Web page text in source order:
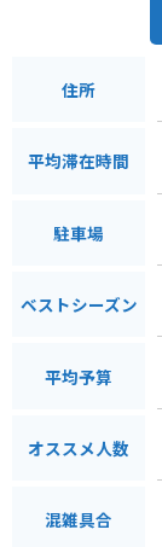
住所
平均滞在時間
駐車場
ベストシーズン
平均予算
オススメ人数
混雑具合